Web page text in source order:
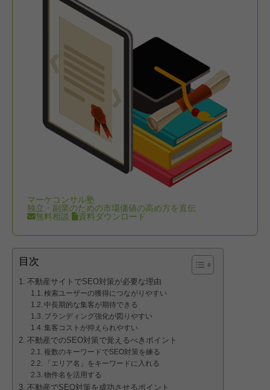
マーケコンサル塾
独立・副業のための市場価値の高め方を直伝
無料相談
資料ダウンロード
目次
不動産サイトでSEO対策が必要な理由
検索ユーザーの獲得につながりやすい
中長期的な集客が期待できる
ブランディング強化が図りやすい
集客コストが抑えられやすい
不動産でのSEO対策で覚えるべきポイント
複数のキーワードでSEO対策を練る
「エリア名」をキーワードに入れる
物件名を活用する
不動産でSEO対策を成功させるポイント